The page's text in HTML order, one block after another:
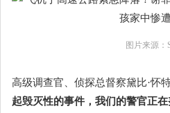
图片来源：
高级调查官、侦探总督察黛比·怀
起毁灭性的事件，我们的警官正